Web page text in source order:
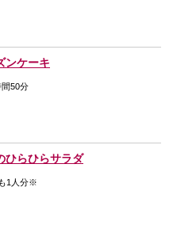
ンケーキ
50分
ひらひらサラダ
1人分※